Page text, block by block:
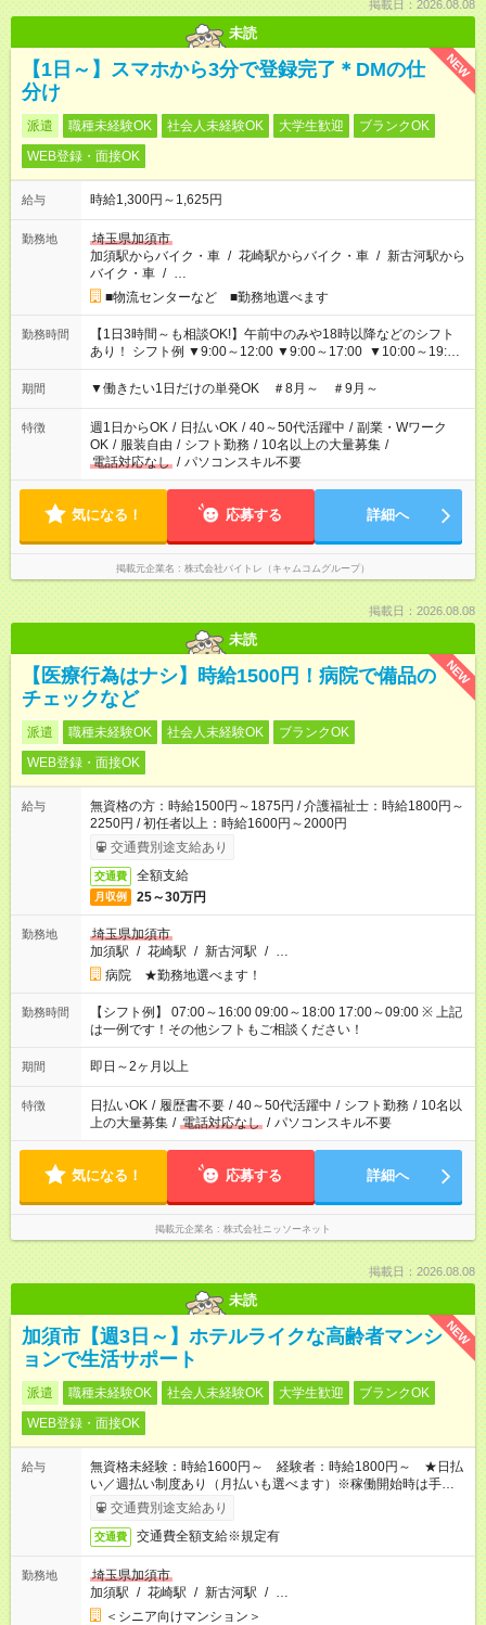
掲載日：2026.08.08
未読
NEW
【1日～】スマホから3分で登録完了＊DMの仕
分け
派遣 職種未経験OK 社会人未経験OK 大学生歓迎
ブランクOK
WEB登録・面接OK
給与 時給1,300円～1,625円
勤務地
埼玉県加須市
加須駅からバイク・車 / 花崎駅からバイク・車 / 新古河駅から
バイク・車 / …
■物流センターなど ■勤務地選べます
勤務時間
【1日3時間～も相談OK!】午前中のみや18時以降などのシフト
あり！ シフト例 ▼9:00～12:00 ▼9:00～17:00 ▼10:00～19:00
▼18:00～21:00
期間 ▼働きたい1日だけの単発OK ＃8月～ ＃9月～
特徴 週1日からOK / 日払いOK / 40～50代活躍中 / 副業・Wワーク
OK / 服装自由 / シフト勤務 / 10名以上の大量募集 /
電話対応なし / パソコンスキル不要
気になる！ 応募する 詳細へ
掲載元企業名 株式会社バイトレ（キャムコムグループ）
掲載日：2026.08.08
未読
NEW
【医療行為はナシ】時給1500円！病院で備品の
チェックなど
派遣 職種未経験OK 社会人未経験OK
ブランクOK
WEB登録・面接OK
給与
無資格の方：時給1500円～1875円 / 介護福祉士：時給1800円～
2250円 / 初任者以上：時給1600円～2000円
交通費別途支給あり
交通費 全額支給
月収例 25～30万円
勤務地
埼玉県加須市
加須駅 / 花崎駅 / 新古河駅 / …
病院 ★勤務地選べます！
勤務時間
【シフト例】 07:00～16:00 09:00～18:00 17:00～09:00 ※ 上記
は一例です！その他シフトもご相談ください！
期間 即日～2ヶ月以上
特徴 日払いOK / 履歴書不要 / 40～50代活躍中 / シフト勤務 / 10名以
上の大量募集 / 電話対応なし / パソコンスキル不要
気になる！ 応募する 詳細へ
掲載元企業名 株式会社ニッソーネット
掲載日：2026.08.08
未読
NEW
加須市【週3日～】ホテルライクな高齢者マンシ
ョンで生活サポート
派遣 職種未経験OK 社会人未経験OK 大学生歓迎
ブランクOK
WEB登録・面接OK
給与
無資格未経験：時給1600円～ 経験者：時給1800円～ ★日払
い／週払い制度あり（月払いも選べます）※稼働開始時は手続き
完了次第のお支払いとなります。
交通費別途支給あり
交通費 交通費全額支給※規定有
勤務地
埼玉県加須市
加須駅 / 花崎駅 / 新古河駅 / …
＜シニア向けマンション＞